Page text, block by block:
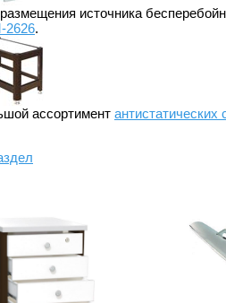
источника
.
ассортимент антистатических